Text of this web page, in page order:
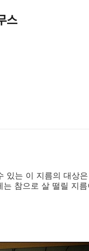
스
있는 이 지름의 대상
참으로 살 떨릴 지